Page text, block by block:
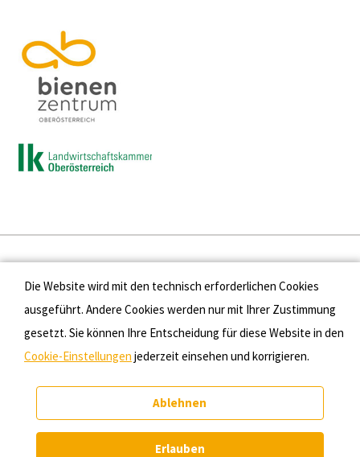
Presse
Kontakt
Datenschutz
Cookie-Einstellungen
Die Website wird mit den technisch erforderlichen Cookies
ausgeführt. Andere Cookies werden nur mit Ihrer Zustimmung
gesetzt. Sie können Ihre Entscheidung für diese Website in den
Cookie-Einstellungen jederzeit einsehen und korrigieren.
Ablehnen
Erlauben